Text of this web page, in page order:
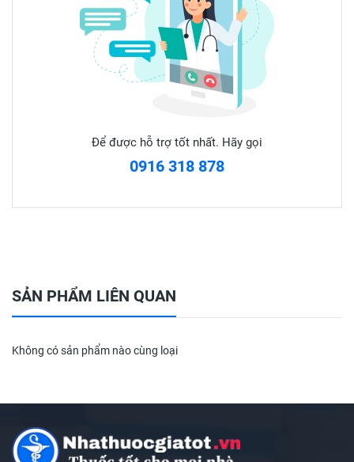
15-20 phút, sau đó gỡ mặt nạ và rửa lại bằng nước sạch.
Dùng với keo lột mụn: bôi keo lên bề mặt da, đắp mặt nạ
lên và chờ keo khô (tầm 20-30 phút) rồi gỡ mặt nan nhẹ
*** Mặt nạ giấy khô 100 miếng được làm bằng chất liệu
*** Sản phẩm không chứa cồn, chất tẩy rửa, không gây
Để được hỗ trợ tốt nhất. Hãy gọi
0916 318 878
SẢN PHẨM LIÊN QUAN
Không có sản phẩm nào cùng loại